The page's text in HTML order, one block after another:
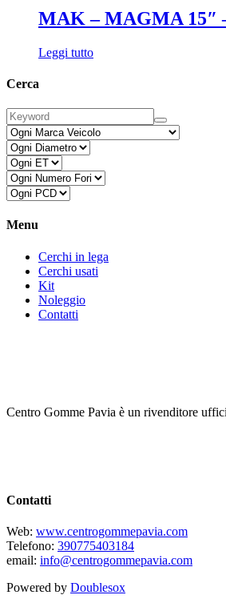
MAK – MAGMA 15″
Leggi tutto
Cerca
Menu
Cerchi in lega
Cerchi usati
Kit
Noleggio
Contatti
Centro Gomme Pavia è un rivenditore
Contatti
Web: www.centrogommepavia.com
Telefono: 390775403184
email: info@centrogommepavia.com
Powered by Doublesox